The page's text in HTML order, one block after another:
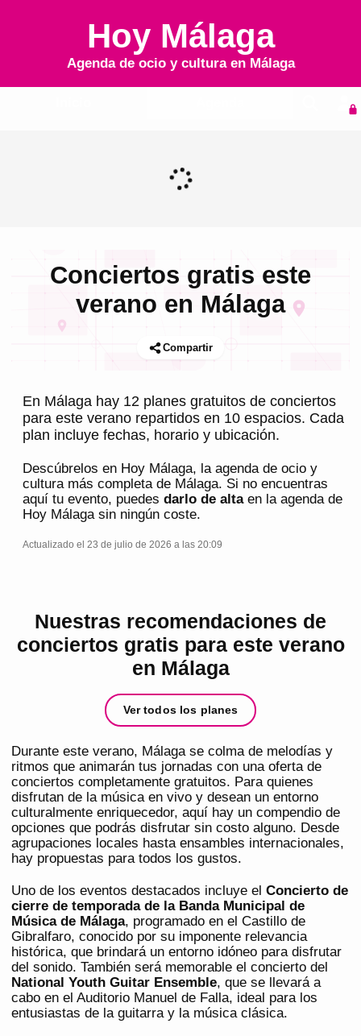
Hoy Málaga
Agenda de ocio y cultura en Málaga
Conciertos gratis este
verano en Málaga
Compartir
En Málaga hay 12 planes gratuitos de conciertos
para este verano repartidos en 10 espacios. Cada
plan incluye fechas, horario y ubicación.
Descúbrelos en Hoy Málaga, la agenda de ocio y
cultura más completa de Málaga. Si no encuentras
aquí tu evento, puedes darlo de altaen la agenda de
Hoy Málagasin ningún coste.
Actualizado el 23 de julio de 2026 a las 20:09
Nuestras recomendaciones de
conciertos gratis para este verano
en Málaga
Ver todos los planes
Durante este verano, Málaga se colma de melodías y
ritmos que animarán tus jornadas con una oferta de
conciertos completamente gratuitos. Para quienes
disfrutan de la música en vivo y desean un entorno
culturalmente enriquecedor, aquí hay un compendio de
opciones que podrás disfrutar sin costo alguno. Desde
agrupaciones locales hasta ensambles internacionales,
hay propuestas para todos los gustos.
Uno de los eventos destacados incluye el Concierto de
cierre de temporada de la Banda Municipal de
Música de Málaga, programado en el Castillo de
Gibralfaro, conocido por su imponente relevancia
histórica, que brindará un entorno idóneo para disfrutar
del sonido. También será memorable el concierto del
National Youth Guitar Ensemble, que se llevará a
cabo en el Auditorio Manuel de Falla, ideal para los
entusiastas de la guitarra y la música clásica.